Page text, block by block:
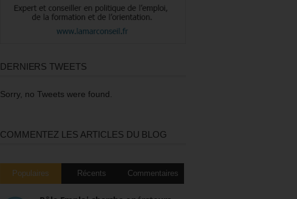
DERNIERS TWEETS
Sorry, no Tweets were found.
COMMENTEZ LES ARTICLES DU BLOG
Populaires Récents Commentaires